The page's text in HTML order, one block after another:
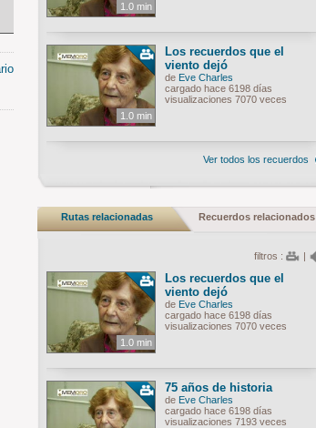
1.0 min
1.0 min
Los recuerdos que el
viento dejó
de Eve Charles
cargado hace 6198 días
visualizaciones 7070 veces
Ver todos los recuerdos
Rutas relacionadas Recuerdos relacionados
filtros : |
1.0 min
Los recuerdos que el
viento dejó
de Eve Charles
cargado hace 6198 días
visualizaciones 7070 veces
75 años de historia
de Eve Charles
cargado hace 6198 días
visualizaciones 7193 veces